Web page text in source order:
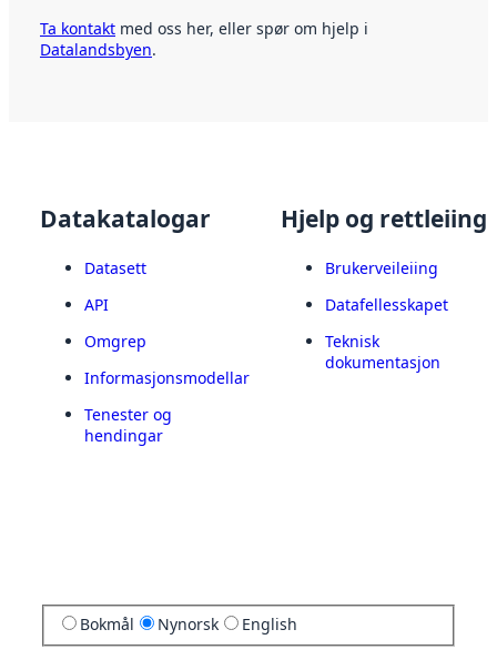
Ta kontakt med oss her, eller spør om hjelp i
Datalandsbyen.
Datakatalogar
Datasett
API
Omgrep
Informasjonsmodellar
Tenester og
hendingar
Hjelp og rettleiing
Brukerveileiing
Datafellesskapet
Teknisk
dokumentasjon
Bokmål Nynorsk English